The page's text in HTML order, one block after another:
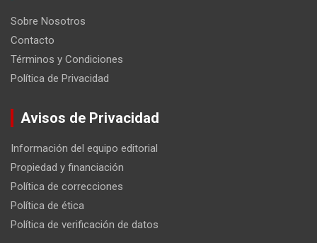
Sobre Nosotros
Contacto
Términos y Condiciones
Política de Privacidad
Avisos de Privacidad
Información del equipo editorial
Propiedad y financiación
Política de correcciones
Política de ética
Política de verificación de datos